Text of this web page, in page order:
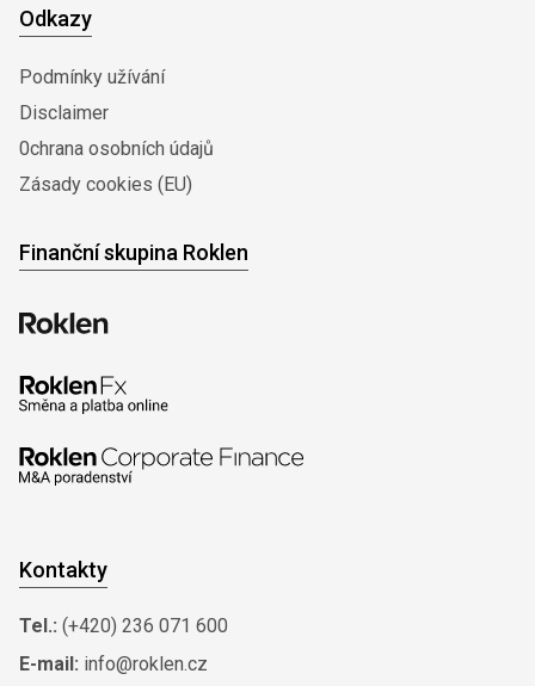
Odkazy
Podmínky užívání
Disclaimer
0chrana osobních údajů
Zásady cookies (EU)
Finanční skupina Roklen
Kontakty
Tel.: (+420) 236 071 600
E-mail: info@roklen.cz